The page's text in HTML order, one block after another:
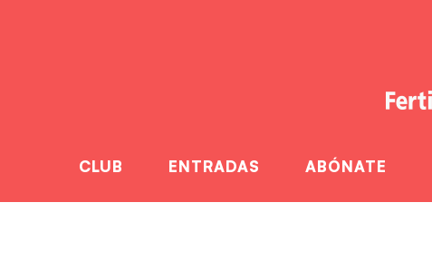
CLUB ENTRADAS ABÓNATE